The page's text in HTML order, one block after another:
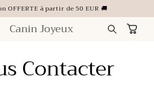
OFFERTE à partir de 50 EUR 🚚
Canin Joyeux Panier
Contacter